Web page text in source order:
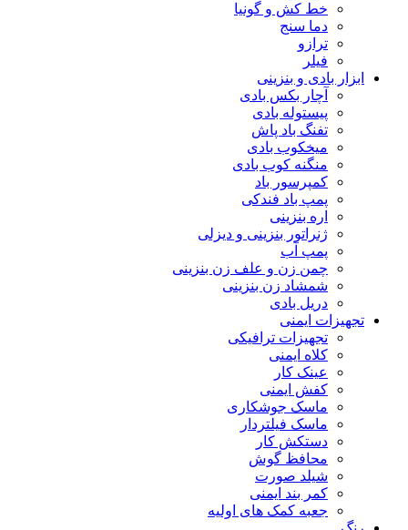
خط کش و گونیا
دما سنج
ترازو
فیلر
ابزار بادی و بنزینی
آچار بکس بادی
پیستوله بادی
تفنگ باد پاش
میخکوب بادی
منگنه کوب بادی
کمپرسور باد
پمپ باد فندکی
اره بنزینی
ژنراتور بنزینی و دیزلی
پمپ آب
چمن زن و علف زن بنزینی
شمشاد زن بنزینی
دریل بادی
تجهیزات ایمنی
تجهیزات ترافیکی
کلاه ایمنی
عینک کار
کفش ایمنی
ماسک جوشکاری
ماسک فیلتردار
دستکش کار
محافظ گوش
شیلد صورت
کمر بند ایمنی
جعبه کمک های اولیه